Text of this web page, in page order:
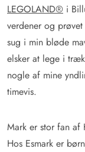
LEGOLAND® i
verdener og
sug i min bløde
elsker at lege i
nogle af mine
timevis.
Mark er stor fan af
Hos Esmark er